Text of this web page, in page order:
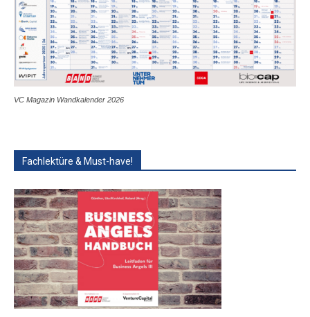
VC Magazin Wandkalender 2026
Fachlektüre & Must-have!